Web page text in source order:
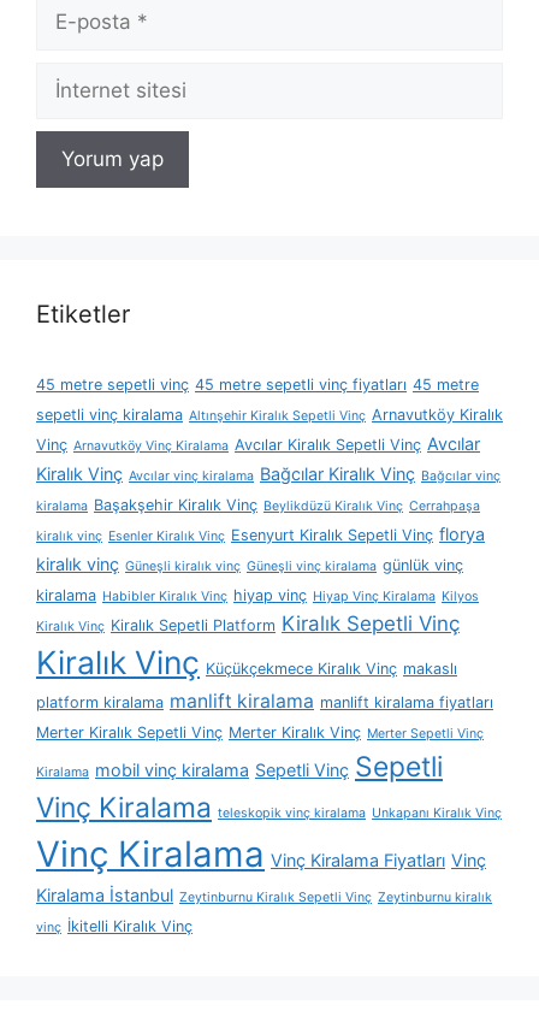
posta
İnternet
sitesi
Etiketler
45 metre sepetli vinç 45 metre sepetli vinç fiyatları 45 metre
sepetli vinç kiralama Altınşehir Kiralık Sepetli Vinç Arnavutköy Kiralık
Vinç Arnavutköy Vinç Kiralama Avcılar Kiralık Sepetli Vinç Avcılar
Kiralık Vinç Avcılar vinç kiralama Bağcılar Kiralık Vinç Bağcılar vinç
kiralama Başakşehir Kiralık Vinç Beylikdüzü Kiralık Vinç Cerrahpaşa
kiralık vinç Esenler Kiralık Vinç Esenyurt Kiralık Sepetli Vinç florya
kiralık vinç Güneşli kiralık vinç Güneşli vinç kiralama günlük vinç
kiralama Habibler Kiralık Vinç hiyap vinç Hiyap Vinç Kiralama Kilyos
Kiralık Vinç Kiralık Sepetli Platform Kiralık Sepetli Vinç
Kiralık Vinç Küçükçekmece Kiralık Vinç makaslı
platform kiralama manlift kiralama manlift kiralama fiyatları
Merter Kiralık Sepetli Vinç Merter Kiralık Vinç Merter Sepetli Vinç
Kiralama mobil vinç kiralama Sepetli Vinç Sepetli
Vinç Kiralama teleskopik vinç kiralama Unkapanı Kiralık Vinç
Vinç Kiralama Vinç Kiralama Fiyatları Vinç
Kiralama İstanbul Zeytinburnu Kiralık Sepetli Vinç Zeytinburnu kiralık
vinç İkitelli Kiralık Vinç